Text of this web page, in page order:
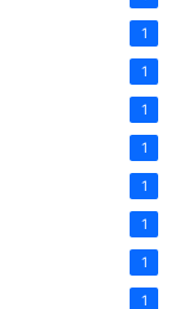
1
1
1
1
1
1
1
1